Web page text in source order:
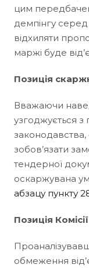
цим
демпінгу
відхиляти
маржі буде
Позиція
Вважаючи
узгоджується
зобов’язати
тендерної
оскаржувана
абзацу пункту
Позиція Комісії
обмеження